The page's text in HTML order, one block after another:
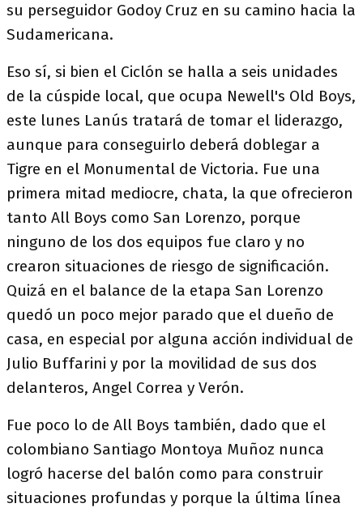
su perseguidor Godoy Cruz en su camino hacia la
Sudamericana.
Eso sí, si bien el Ciclón se halla a seis unidades
de la cúspide local, que ocupa Newell's Old Boys,
este lunes Lanús tratará de tomar el liderazgo,
aunque para conseguirlo deberá doblegar a
Tigre en el Monumental de Victoria. Fue una
primera mitad mediocre, chata, la que ofrecieron
tanto All Boys como San Lorenzo, porque
ninguno de los dos equipos fue claro y no
crearon situaciones de riesgo de significación.
Quizá en el balance de la etapa San Lorenzo
quedó un poco mejor parado que el dueño de
casa, en especial por alguna acción individual de
Julio Buffarini y por la movilidad de sus dos
delanteros, Angel Correa y Verón.
Fue poco lo de All Boys también, dado que el
colombiano Santiago Montoya Muñoz nunca
logró hacerse del balón como para construir
situaciones profundas y porque la última línea